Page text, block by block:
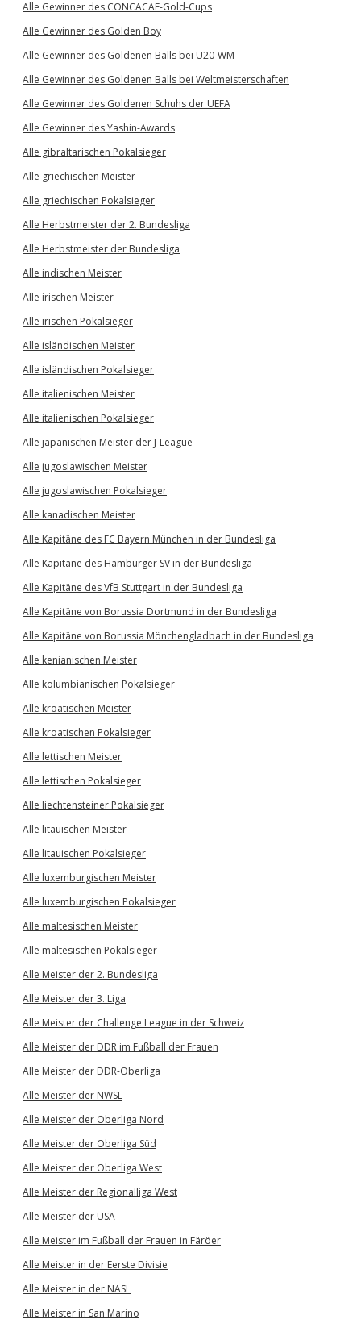
Alle Gewinner des CONCACAF-Gold-Cups
Alle Gewinner des Golden Boy
Alle Gewinner des Goldenen Balls bei U20-WM
Alle Gewinner des Goldenen Balls bei Weltmeisterschaften
Alle Gewinner des Goldenen Schuhs der UEFA
Alle Gewinner des Yashin-Awards
Alle gibraltarischen Pokalsieger
Alle griechischen Meister
Alle griechischen Pokalsieger
Alle Herbstmeister der 2. Bundesliga
Alle Herbstmeister der Bundesliga
Alle indischen Meister
Alle irischen Meister
Alle irischen Pokalsieger
Alle isländischen Meister
Alle isländischen Pokalsieger
Alle italienischen Meister
Alle italienischen Pokalsieger
Alle japanischen Meister der J-League
Alle jugoslawischen Meister
Alle jugoslawischen Pokalsieger
Alle kanadischen Meister
Alle Kapitäne des FC Bayern München in der Bundesliga
Alle Kapitäne des Hamburger SV in der Bundesliga
Alle Kapitäne des VfB Stuttgart in der Bundesliga
Alle Kapitäne von Borussia Dortmund in der Bundesliga
Alle Kapitäne von Borussia Mönchengladbach in der Bundesliga
Alle kenianischen Meister
Alle kolumbianischen Pokalsieger
Alle kroatischen Meister
Alle kroatischen Pokalsieger
Alle lettischen Meister
Alle lettischen Pokalsieger
Alle liechtensteiner Pokalsieger
Alle litauischen Meister
Alle litauischen Pokalsieger
Alle luxemburgischen Meister
Alle luxemburgischen Pokalsieger
Alle maltesischen Meister
Alle maltesischen Pokalsieger
Alle Meister der 2. Bundesliga
Alle Meister der 3. Liga
Alle Meister der Challenge League in der Schweiz
Alle Meister der DDR im Fußball der Frauen
Alle Meister der DDR-Oberliga
Alle Meister der NWSL
Alle Meister der Oberliga Nord
Alle Meister der Oberliga Süd
Alle Meister der Oberliga West
Alle Meister der Regionalliga West
Alle Meister der USA
Alle Meister im Fußball der Frauen in Färöer
Alle Meister in der Eerste Divisie
Alle Meister in der NASL
Alle Meister in San Marino